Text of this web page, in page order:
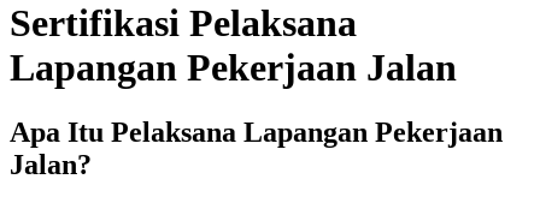
Sertifikasi Pelaksana
Lapangan Pekerjaan Jalan
Apa Itu Pelaksana Lapangan Pekerjaan
Jalan?